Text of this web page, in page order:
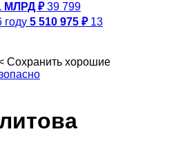
МЛРД ₽ 39 799
году 5 510 975 ₽ 13
Сохранить хорошие